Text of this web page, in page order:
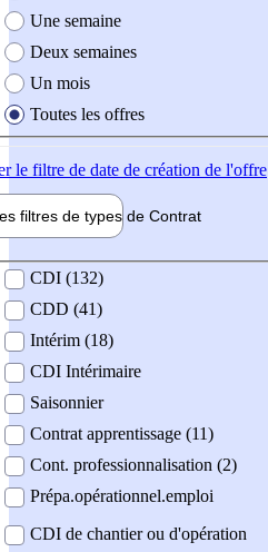
Une semaine
Deux semaines
Un mois
Toutes les offres
le filtre de date de création de l'offre
filtres de types de Contrat
contrat
CDI (132)
CDD (41)
Intérim (18)
CDI Intérimaire
Saisonnier
Contrat apprentissage (11)
Cont. professionnalisation (2)
Prépa.opérationnel.emploi
CDI de chantier ou d'opération